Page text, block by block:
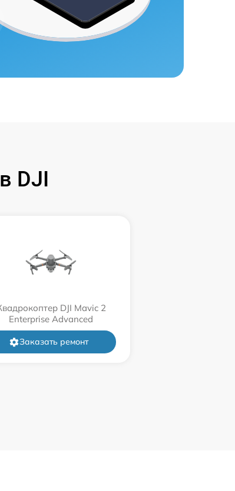
DJI
DJI Mavic 2
Enterprise Advanced
Заказать ремонт